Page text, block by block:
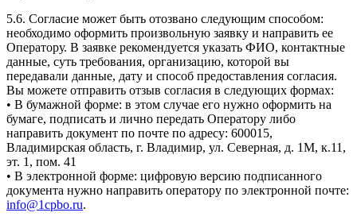
5.6. Согласие может быть отозвано следующим способом:
необходимо оформить произвольную заявку и направить ее
Оператору. В заявке рекомендуется указать ФИО, контактные
данные, суть требования, организацию, которой вы
передавали данные, дату и способ предоставления согласия.
Вы можете отправить отзыв согласия в следующих формах:
• В бумажной форме: в этом случае его нужно оформить на
бумаге, подписать и лично передать Оператору либо
направить документ по почте по адресу: 600015,
Владимирская область, г. Владимир, ул. Северная, д. 1М, к.11,
эт. 1, пом. 41
• В электронной форме: цифровую версию подписанного
документа нужно направить оператору по электронной почте:
info@1cpbo.ru.